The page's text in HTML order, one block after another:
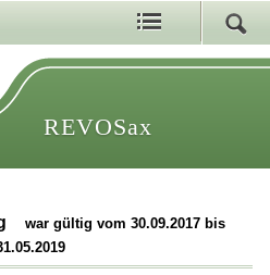
REVOSax
war gültig vom 30.09.2017 bis